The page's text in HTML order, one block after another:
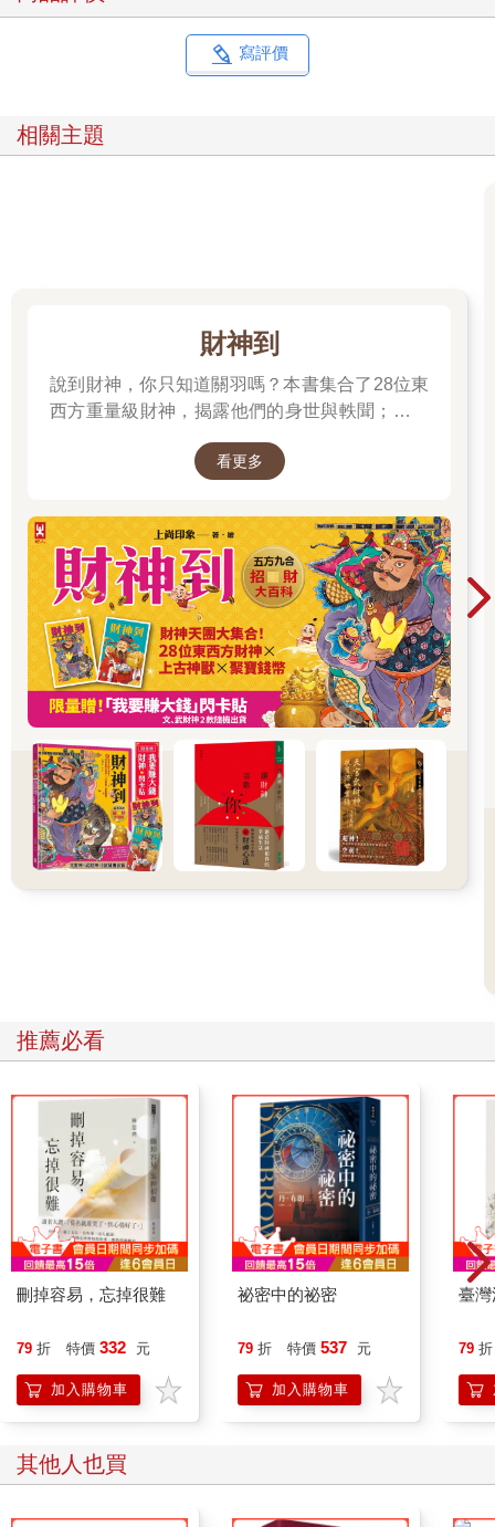
如果你想要感受靈魂，請找回那些讓你「純粹快樂」的事，因為
當你快樂時， 就是你與靈魂最接近的時候。
靈魂的感覺，像是一種「直覺與提醒」
有時候，靈魂的感覺是一種「直覺」，它會透過身體與情緒來提
這些不是巧合，而是你的靈魂在試圖告訴你一些事情。
靈魂的感覺，像是一種「被愛與連結的溫暖」
有時候，你會感覺自己好像「不孤單」，即使身邊沒有任何人，
你仍然感受到某種溫暖的陪伴感。
是一種無條件的愛和支持力量。
你不需要超能力，也不需要成為靈媒，靈魂一直都在影響你的生
活，只是你是否願意開始留意它的存在。試試這些小練習：閉上
眼睛，問自己：「我的靈魂快樂嗎？」靜下心，聆聽內在的回
應。當你產生「內心覺得對」的時刻，那就是靈魂的感覺。開始
注意你的直覺與感受，相信那些「無法用理性解釋的答案」。你
的靈魂一直在陪伴你、指引你，等待你回應它。
寫評價
相關主題
財神到
說到財神，你只知道關羽嗎？本書集合了28位東
西方重量級財神，揭露他們的身世與軼聞；也介
慧與正能量；從神話、文學、歷史到民間信仰，
看更多
推薦必看
刪掉容易，忘掉很難
79 折 特價 332 元
加入購物車
祕密中的祕密
79 折 特價 537 元
加入購物車
臺
79 折
其他人也買